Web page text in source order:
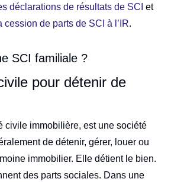
déclarations de résultats de SCI et
cession de parts de SCI à l’IR.
SCI familiale ?
pour détenir de
civile immobilière, est une société
de détenir, gérer, louer ou
immobilier. Elle détient le bien.
des parts sociales. Dans une